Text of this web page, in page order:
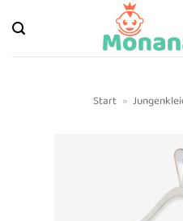
Inhalt
springen
Start »